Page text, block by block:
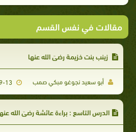
مقالات في نفس القسم
زينب بنت خزيمة رضيَ الله عنها
أبو سعيد نجوغو مبكي صمب
الدرس التاسع : براءة عائشة رضيَ الله